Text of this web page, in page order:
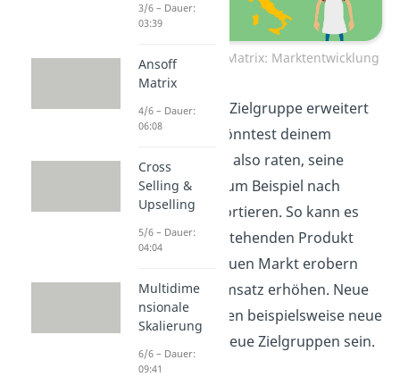
Produkt-Markt-Matrix: Marktentwicklung
Damit soll die Zielgruppe erweitert
werden. Du könntest deinem
Unternehmen also raten, seine
Weißwürste zum Beispiel nach
Italien zu exportieren. So kann es
mit einem bestehenden Produkt
einen ganz neuen Markt erobern
und seinen Umsatz erhöhen. Neue
Märkte könnten beispielsweise neue
Länder oder neue Zielgruppen sein.
3/6 – Dauer:
03:39
Ansoff
Matrix
4/6 – Dauer:
06:08
Cross
Selling &
Upselling
5/6 – Dauer:
04:04
Multidime
nsionale
Skalierung
6/6 – Dauer:
09:41